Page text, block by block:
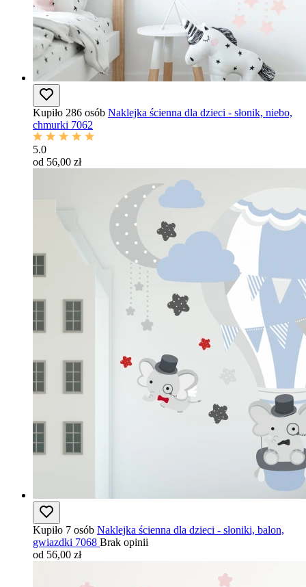
Kupiło 286 osób Naklejka ścienna dla dzieci - słonik, niebo,
chmurki 7062
5.0
od 56,00 zł
Kupiło 7 osób Naklejka ścienna dla dzieci - słoniki, balon,
gwiazdki 7068 Brak opinii
od 56,00 zł